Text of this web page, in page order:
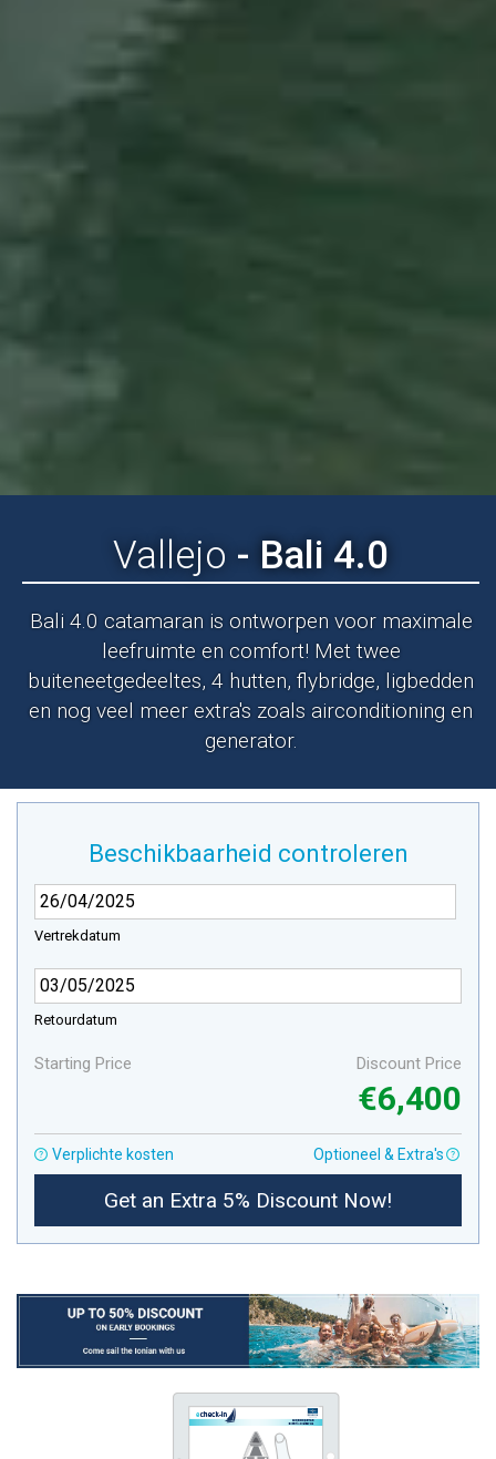
Vallejo - Bali 4.0
Bali 4.0 catamaran is ontworpen voor maximale
leefruimte en comfort! Met twee
buiteneetgedeeltes, 4 hutten, flybridge, ligbedden
en nog veel meer extra's zoals airconditioning en
generator.
Beschikbaarheid controleren
Vertrekdatum
Retourdatum
Starting Price Discount Price
€6,400
Verplichte kosten Optioneel & Extra's
Get an Extra 5% Discount Now!